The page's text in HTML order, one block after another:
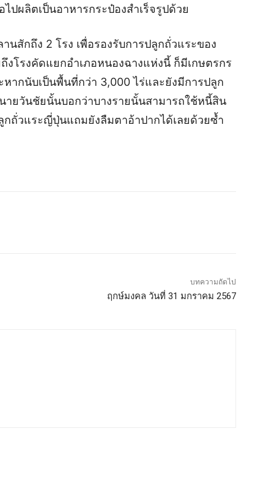
ปผลิตเป็นอาหารกระป๋องสำเร็จรูปด้วย
สักถึง 2 โรง เพื่อรองรับการปลูกถั่วแระของ
โรงคัดแยกอำเภอหนองฉางแห่งนี้ ก็มีเกษตรกร
ากนับเป็นพื้นที่กว่า 3,000 ไร่และยังมีการปลูก
ายวันชัยนั้นบอกว่าบางรายนั้นสามารถใช้หนี้สิน
ถั่วแระญี่ปุ่นแถมยังลืมตาอ้าปากได้เลยด้วยซ้ำ
บทความถัดไป
ฤกษ์มงคล วันที่ 31 มกราคม 2567